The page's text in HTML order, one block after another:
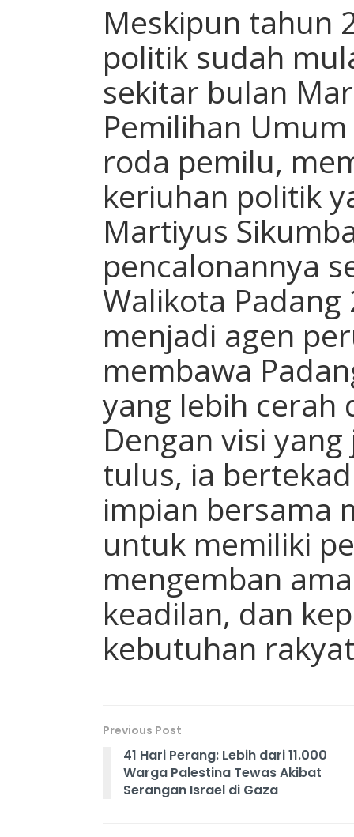
Meskipun tahun
politik sudah
sekitar bulan
Pemilihan
roda pemilu,
keriuhan politik
Martiyus
pencalonannya
Walikota
menjadi agen
membawa
yang lebih cerah
Dengan visi
tulus, ia
impian bersama
untuk memiliki
mengemban
keadilan, dan
kebutuhan
Previous Post
41 Hari Perang: Lebih dari 11.000
Warga Palestina Tewas Akibat
Serangan Israel di Gaza